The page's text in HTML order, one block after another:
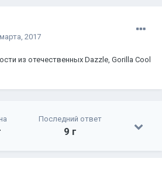
2017
из отечественных Dazzle, Gorilla Cool
Последний ответ
9 г